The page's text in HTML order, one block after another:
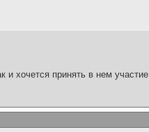
и хочется принять в нем участие